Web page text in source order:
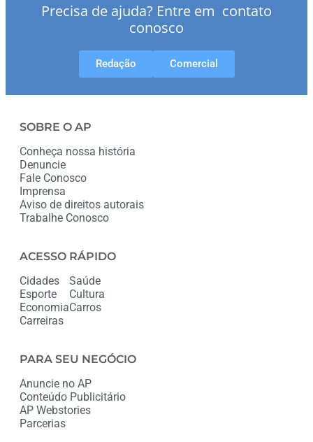
Precisa de ajuda? Entre em contato
conosco
Redação Comercial
SOBRE O AP
Conheça nossa história
Denuncie
Fale Conosco
Imprensa
Aviso de direitos autorais
Trabalhe Conosco
ACESSO RÁPIDO
Cidades
Esporte
Economia
Carreiras
Saúde
Cultura
Carros
PARA SEU NEGÓCIO
Anuncie no AP
Conteúdo Publicitário
AP Webstories
Parcerias